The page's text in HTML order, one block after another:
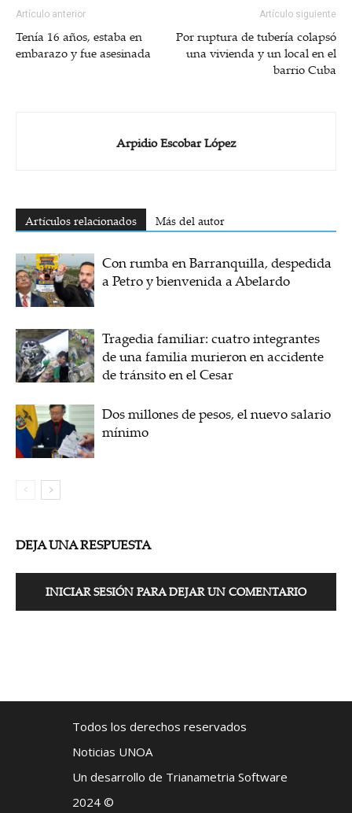
Artículo anterior
Tenía 16 años, estaba en
embarazo y fue asesinada
Artículo siguiente
Por ruptura de tubería colapsó
una vivienda y un local en el
barrio Cuba
Arpidio Escobar López
Artículos relacionados Más del autor
Con rumba en Barranquilla, despedida
a Petro y bienvenida a Abelardo
Tragedia familiar: cuatro integrantes
de una familia murieron en accidente
de tránsito en el Cesar
Dos millones de pesos, el nuevo salario
mínimo
DEJA UNA RESPUESTA
INICIAR SESIÓN PARA DEJAR UN COMENTARIO
Todos los derechos reservados
Noticias UNOA
Un desarrollo de Trianametria Software
2024 ©